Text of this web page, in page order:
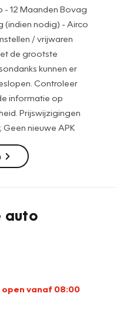
voor een heldere en
21' Audi Sport wielen de
A6 Avant versterken.
sluiten de deuren zacht
het premium gevoel van
rood Audi-Sport stiksel in
karakter van deze
ben je altijd klaar
een weekendje weg met
- 12 Maanden Bovag
(indien nodig) - Airco
/ vrijwaren
de grootste
kunnen er
Controleer
informatie op
Prijswijzigingen
nieuwe APK
auto
vanaf 08:00